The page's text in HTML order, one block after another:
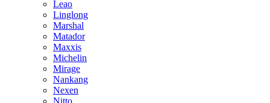
Leao
Linglong
Marshal
Matador
Maxxis
Michelin
Mirage
Nankang
Nexen
Nitto